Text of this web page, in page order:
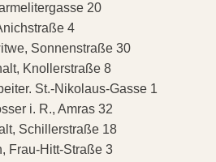
20
4
Sonnenstraße 30
Knollerstraße 8
St.-Nikolaus-Gasse 1
i. R., Amras 32
Schillerstraße 18
Frau-Hitt-Straße 3